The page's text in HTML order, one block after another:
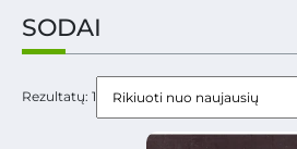
SODAI
Rezultatų: 1